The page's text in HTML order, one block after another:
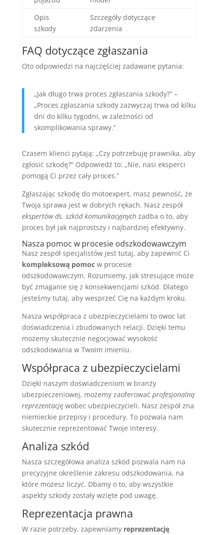
Opis
szkody
Szczegóły dotyczące
zdarzenia
FAQ dotyczące zgłaszania
Oto odpowiedzi na najczęściej zadawane pytania:
„Jak długo trwa proces zgłaszania szkody?” –
„Proces zgłaszania szkody zazwyczaj trwa od kilku
dni do kilku tygodni, w zależności od
skomplikowania sprawy.”
Czasem klienci pytają: „Czy potrzebuję prawnika, aby
zgłosić szkodę?” Odpowiedź to: „Nie, nasi eksperci
pomogą Ci przez cały proces.”
Zgłaszając szkodę do motoexpert, masz pewność, że
Twoja sprawa jest w dobrych rękach. Nasz zespół
ekspertów ds. szkód komunikacyjnychzadba o to, aby
proces był jak najprostszy i najbardziej efektywny.
Nasza pomoc w procesie odszkodowawczym
Nasz zespół specjalistów jest tutaj, aby zapewnić Ci
kompleksową pomocw procesie
odszkodowawczym. Rozumiemy, jak stresujące może
być zmaganie się z konsekwencjami szkód. Dlatego
jesteśmy tutaj, aby wesprzeć Cię na każdym kroku.
Nasza współpraca z ubezpieczycielami to owoc lat
doświadczenia i zbudowanych relacji. Dzięki temu
możemy skutecznie negocjować wysokość
odszkodowania w Twoim imieniu.
Współpraca z ubezpieczycielami
Dzięki naszym doświadczeniom w branży
ubezpieczeniowej, możemy zaoferować profesjonalną
reprezentacjęwobec ubezpieczycieli. Nasz zespół zna
niemieckie przepisy i procedury. To pozwala nam
skutecznie reprezentować Twoje interesy.
Analiza szkód
Nasza szczegółowa analiza szkód pozwala nam na
precyzyjne określenie zakresu odszkodowania, na
które możesz liczyć. Dbamy o to, aby wszystkie
aspekty szkody zostały wzięte pod uwagę.
Reprezentacja prawna
W razie potrzeby, zapewniamy reprezentację